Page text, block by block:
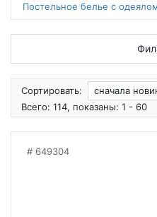
Постельное белье с
Сортировать:
сначала
Всего: 114, показаны: 1 - 60
649304